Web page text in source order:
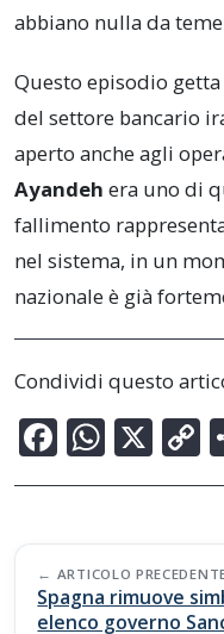
abbiano nulla da
Questo episodio
del settore bancario
aperto anche agli
Ayandeh era uno di
fallimento
nel sistema, in un
nazionale è già
Condividi questo
F
ac
b
o
W
h
s
A
X C
o
y
Post
navigation
ARTICOLO
Spagna rimuove
elenco governo